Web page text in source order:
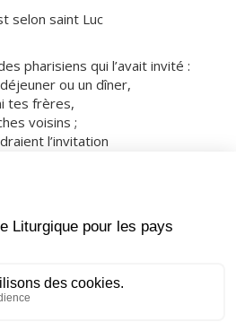
selon saint Luc
pharisiens qui l’avait invité :
ou un dîner,
tes frères,
voisins ;
l’invitation
une réception,
estropiés,
;
te donner en retour :
des justes. »
de Dieu.